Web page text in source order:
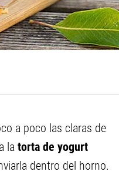
a poco las claras de
la torta de yogurt
dentro del horno.